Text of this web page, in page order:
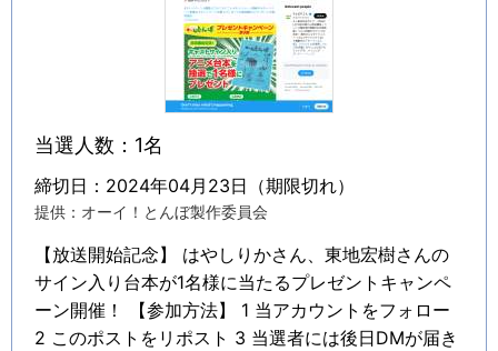
当選人数：1名
締切日：2024年04月23日（期限切れ）
提供：オーイ！とんぼ製作委員会
【放送開始記念】 はやしりかさん、東地宏樹さんの
サイン入り台本が1名様に当たるプレゼントキャンペ
ーン開催！ 【参加方法】 1 当アカウントをフォロー
2 このポストをリポスト 3 当選者には後日DMが届き